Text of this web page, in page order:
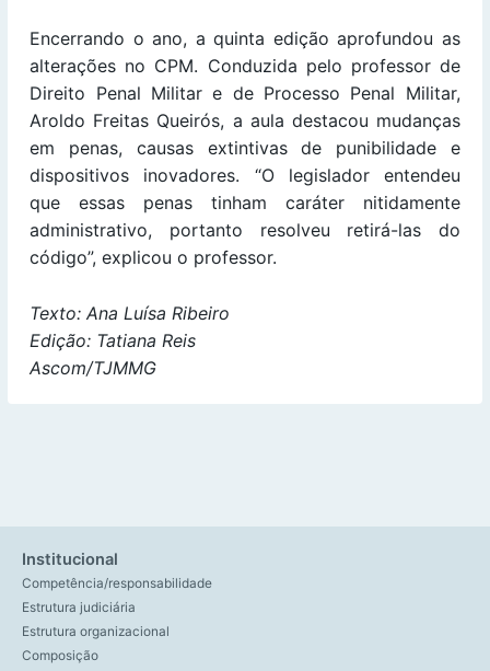
Encerrando o ano, a quinta edição aprofundou as
alterações no CPM. Conduzida pelo professor de
Direito Penal Militar e de Processo Penal Militar,
Aroldo Freitas Queirós, a aula destacou mudanças
em penas, causas extintivas de punibilidade e
dispositivos inovadores. “O legislador entendeu
que essas penas tinham caráter nitidamente
administrativo, portanto resolveu retirá-las do
código”, explicou o professor.
Texto: Ana Luísa Ribeiro
Edição: Tatiana Reis
Ascom/TJMMG
Institucional
Competência/responsabilidade
Estrutura judiciária
Estrutura organizacional
Composição